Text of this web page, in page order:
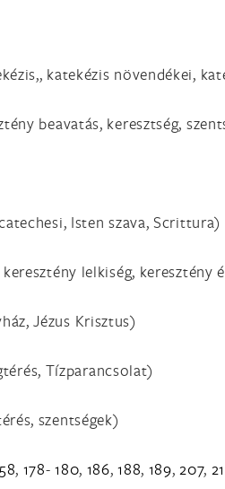
katekézis növendékei,
beavatás, keresztség,
Isten szava, Scrittura)
lelkiség, keresztény
Jézus Krisztus)
Tízparancsolat)
szentségek)
, 178-180, 186,188, 189,207,